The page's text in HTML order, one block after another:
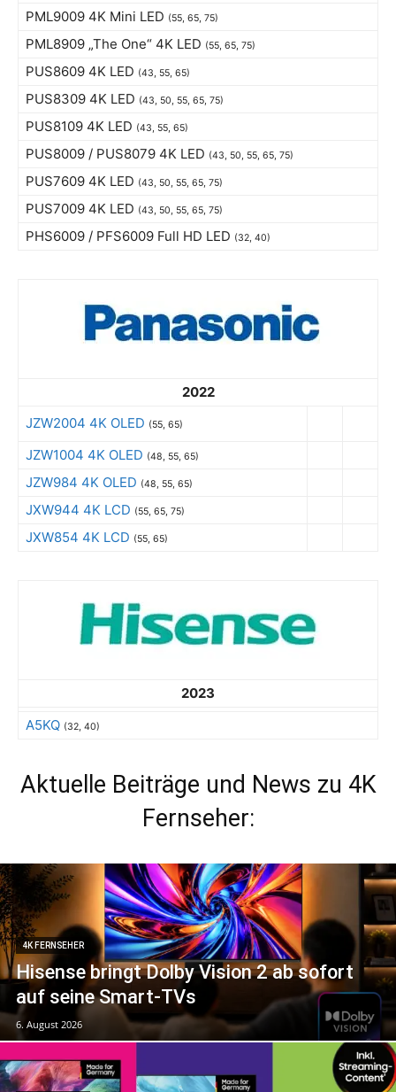
PML9009 4K Mini LED (55, 65, 75)
PML8909 „The One“ 4K LED (55, 65, 75)
PUS8609 4K LED (43, 55, 65)
PUS8309 4K LED (43, 50, 55, 65, 75)
PUS8109 4K LED (43, 55, 65)
PUS8009 / PUS8079 4K LED (43, 50, 55, 65, 75)
PUS7609 4K LED (43, 50, 55, 65, 75)
PUS7009 4K LED (43, 50, 55, 65, 75)
PHS6009 / PFS6009 Full HD LED (32, 40)
2022
JZW2004 4K OLED (55, 65)
JZW1004 4K OLED (48, 55, 65)
JZW984 4K OLED (48, 55, 65)
JXW944 4K LCD (55, 65, 75)
JXW854 4K LCD (55, 65)
2023
A5KQ (32, 40)
Aktuelle Beiträge und News zu 4K
Fernseher:
4K FERNSEHER
Hisense bringt Dolby Vision 2 ab sofort
auf seine Smart-TVs
6. August 2026